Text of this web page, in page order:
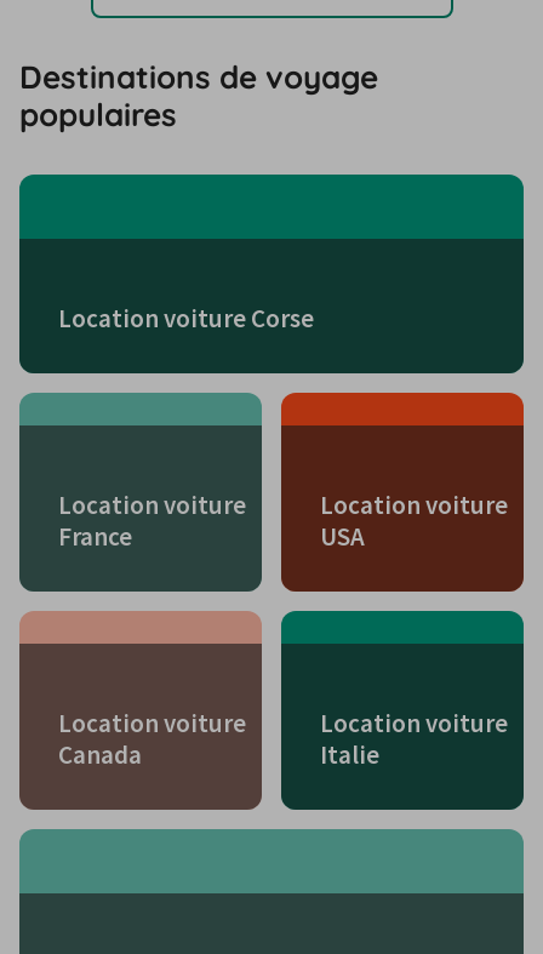
Destinations de voyage
populaires
Location voiture Corse
Location voiture
France
Location voiture
USA
Location voiture
Canada
Location voiture
Italie